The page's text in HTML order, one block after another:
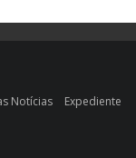
Notícias Expediente